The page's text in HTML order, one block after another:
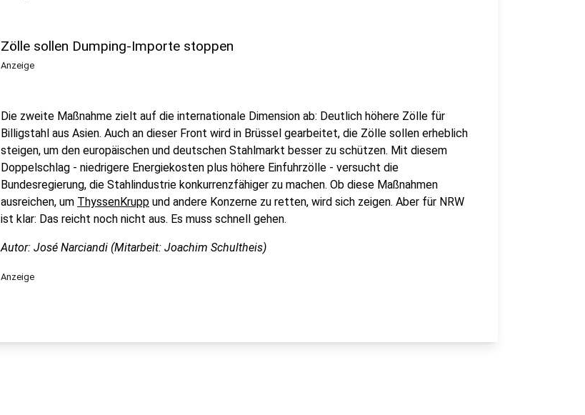
Zölle sollen Dumping-Importe stoppen
Anzeige
Die zweite Maßnahme zielt auf die internationale Dimension ab: Deutlich höhere Zölle für
Billigstahl aus Asien. Auch an dieser Front wird in Brüssel gearbeitet, die Zölle sollen erheblich
steigen, um den europäischen und deutschen Stahlmarkt besser zu schützen. Mit diesem
Doppelschlag - niedrigere Energiekosten plus höhere Einfuhrzölle - versucht die
Bundesregierung, die Stahlindustrie konkurrenzfähiger zu machen. Ob diese Maßnahmen
ausreichen, um ThyssenKrupp und andere Konzerne zu retten, wird sich zeigen. Aber für NRW
ist klar: Das reicht noch nicht aus. Es muss schnell gehen.
Autor: José Narciandi (Mitarbeit: Joachim Schultheis)
Anzeige